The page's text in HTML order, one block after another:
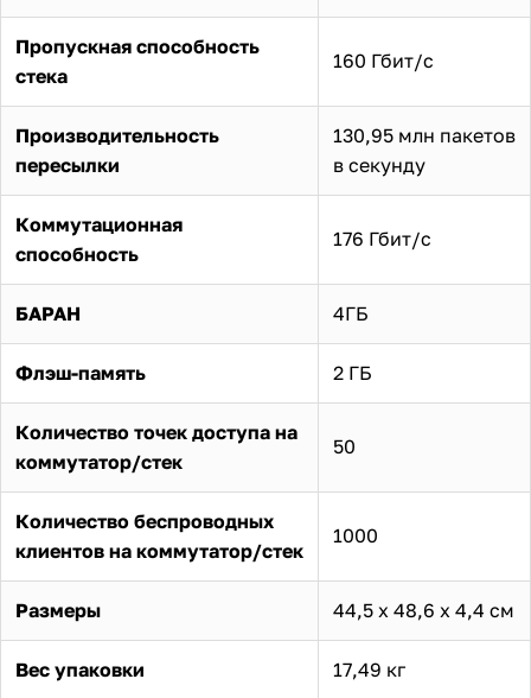
Пропускная способность
стека
160 Гбит/с
Производительность
пересылки
130,95 млн пакетов
в секунду
Коммутационная
способность
176 Гбит/с
БАРАН 4ГБ
Флэш-память 2 ГБ
Количество точек доступа на
коммутатор/стек
50
Количество беспроводных
клиентов на коммутатор/стек
1000
Размеры 44,5 х 48,6 х 4,4 см
Вес упаковки 17,49 кг